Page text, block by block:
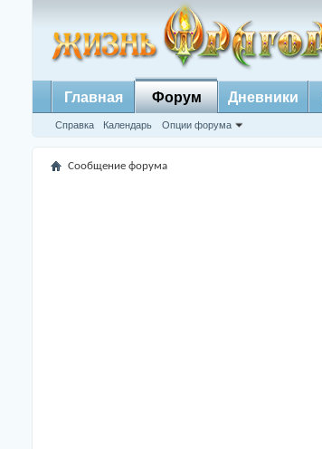
Главная Форум
Справка Календарь Опции форума
Дневники
Сообщение форума